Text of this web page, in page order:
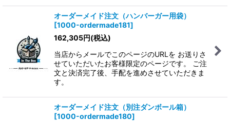
オーダーメイド注文（ハンバーガー用袋）
[1000-ordermade181]
162,305円(税込)
当店からメールでこのページのURLを お送りさ
せていただいたお客様限定のページです。 ご注
文と決済完了後、手配を進めさせていただきま
す。
オーダーメイド注文（別注ダンボール箱）
[1000-ordermade180]